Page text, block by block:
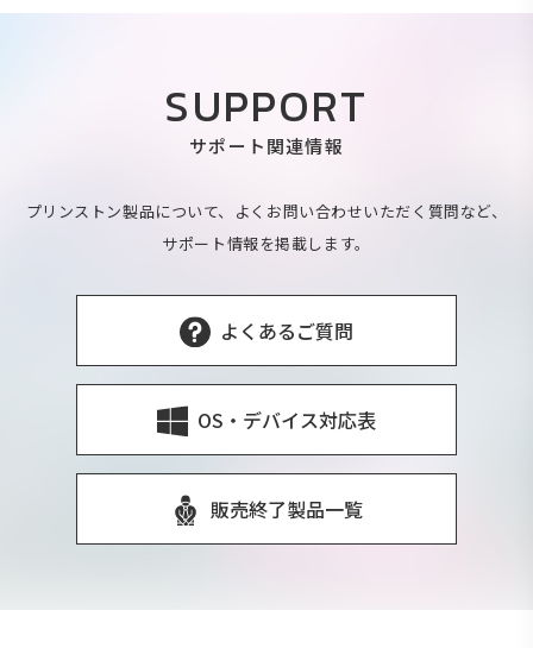
SUPPORT
サポート関連情報
プリンストン製品について、よくお問い合わせいただく質問など、
サポート情報を掲載します。
よくあるご質問
OS・デバイス対応表
販売終了製品一覧